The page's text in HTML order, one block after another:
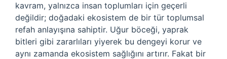
kavram, yalnızca insan toplumları için geçerli
değildir; doğadaki ekosistem de bir tür toplumsal
refah anlayışına sahiptir. Uğur böceği, yaprak
bitleri gibi zararlıları yiyerek bu dengeyi korur ve
aynı zamanda ekosistem sağlığını artırır. Fakat bir